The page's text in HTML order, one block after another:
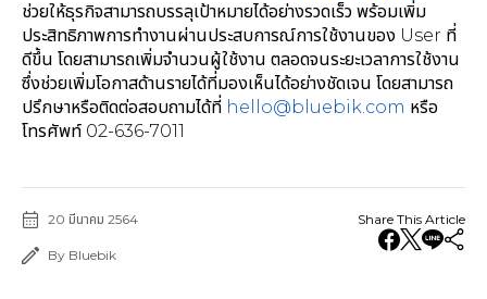
ช่วยให้ธุรกิจสามารถบรรลุเป้าหมายได้อย่างรวดเร็ว พร้อมเพิ่ม
ประสิทธิภาพการทำงานผ่านประสบการณ์การใช้งานของ User ที่
ดีขึ้น โดยสามารถเพิ่มจำนวนผู้ใช้งาน ตลอดจนระยะเวลาการใช้งาน
ซึ่งช่วยเพิ่มโอกาสด้านรายได้ที่มองเห็นได้อย่างชัดเจน โดยสามารถ
ปรึกษาหรือติดต่อสอบถามได้ที่ hello@bluebik.com หรือ
โทรศัพท์ 02-636-7011
20 มีนาคม 2564
By Bluebik
Share This Article